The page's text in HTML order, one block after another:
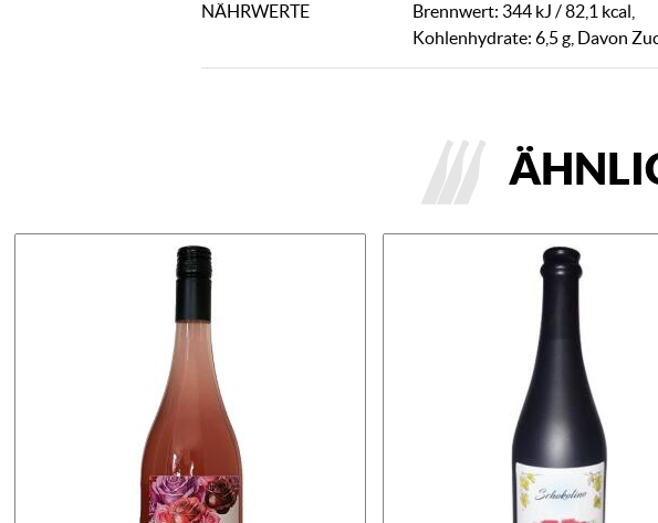
NÄHRWERTE
Brennwert: 344 kJ / 82,1 kcal,
Kohlenhydrate: 6,5 g, Davon